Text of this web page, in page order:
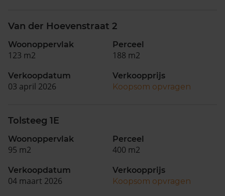
Van der Hoevenstraat 2
Woonoppervlak
123 m2
Perceel
188 m2
Verkoopdatum
03 april 2026
Verkoopprijs
Koopsom opvragen
Tolsteeg 1E
Woonoppervlak
95 m2
Perceel
400 m2
Verkoopdatum
04 maart 2026
Verkoopprijs
Koopsom opvragen